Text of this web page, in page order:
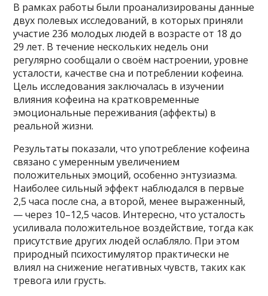
В рамках работы были проанализированы данные
двух полевых исследований, в которых приняли
участие 236 молодых людей в возрасте от 18 до
29 лет. В течение нескольких недель они
регулярно сообщали о своём настроении, уровне
усталости, качестве сна и потреблении кофеина.
Цель исследования заключалась в изучении
влияния кофеина на кратковременные
эмоциональные переживания (аффекты) в
реальной жизни.
Результаты показали, что употребление кофеина
связано с умеренным увеличением
положительных эмоций, особенно энтузиазма.
Наиболее сильный эффект наблюдался в первые
2,5 часа после сна, а второй, менее выраженный,
— через 10–12,5 часов. Интересно, что усталость
усиливала положительное воздействие, тогда как
присутствие других людей ослабляло. При этом
природный психостимулятор практически не
влиял на снижение негативных чувств, таких как
тревога или грусть.